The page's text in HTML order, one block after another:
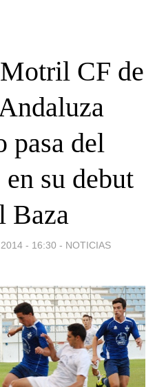
CF de
pasa del
su debut
Baza
- 16:30 - NOTICIAS